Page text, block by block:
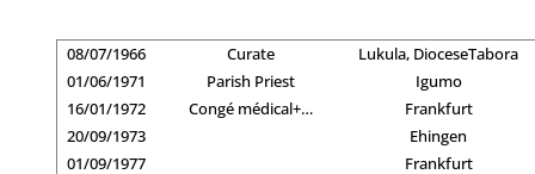
08/07/1966 Curate
Lukula, DioceseTabora
01/06/1971
Parish Priest
Igumo
16/01/1972
Congé médical+…
Frankfurt
20/09/1973
Ehingen
01/09/1977
Frankfurt